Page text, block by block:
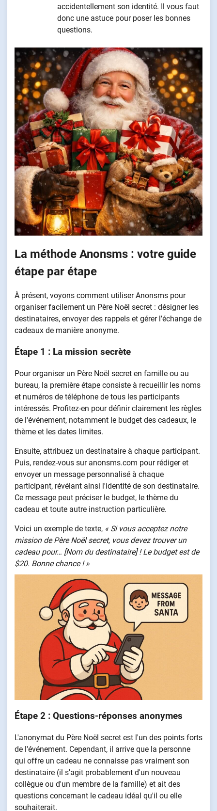
accidentellement son identité. Il vous faut
donc une astuce pour poser les bonnes
questions.
La méthode Anonsms : votre guide
étape par étape
À présent, voyons comment utiliser Anonsms pour
organiser facilement un Père Noël secret : désigner les
destinataires, envoyer des rappels et gérer l’échange de
cadeaux de manière anonyme.
Étape 1 : La mission secrète
Pour organiser un Père Noël secret en famille ou au
bureau, la première étape consiste à recueillir les noms
et numéros de téléphone de tous les participants
intéressés. Profitez-en pour définir clairement les règles
de l'événement, notamment le budget des cadeaux, le
thème et les dates limites.
Ensuite, attribuez un destinataire à chaque participant.
Puis, rendez-vous sur anonsms.com pour rédiger et
envoyer un message personnalisé à chaque
participant, révélant ainsi l'identité de son destinataire.
Ce message peut préciser le budget, le thème du
cadeau et toute autre instruction particulière.
Voici un exemple de texte, « Si vous acceptez notre
mission de Père Noël secret, vous devez trouver un
cadeau pour… [Nom du destinataire] ! Le budget est de
$20. Bonne chance ! »
Étape 2 : Questions-réponses anonymes
L'anonymat du Père Noël secret est l'un des points forts
de l'événement. Cependant, il arrive que la personne
qui offre un cadeau ne connaisse pas vraiment son
destinataire (il s'agit probablement d'un nouveau
collègue ou d'un membre de la famille) et ait des
questions concernant le cadeau idéal qu'il ou elle
souhaiterait.